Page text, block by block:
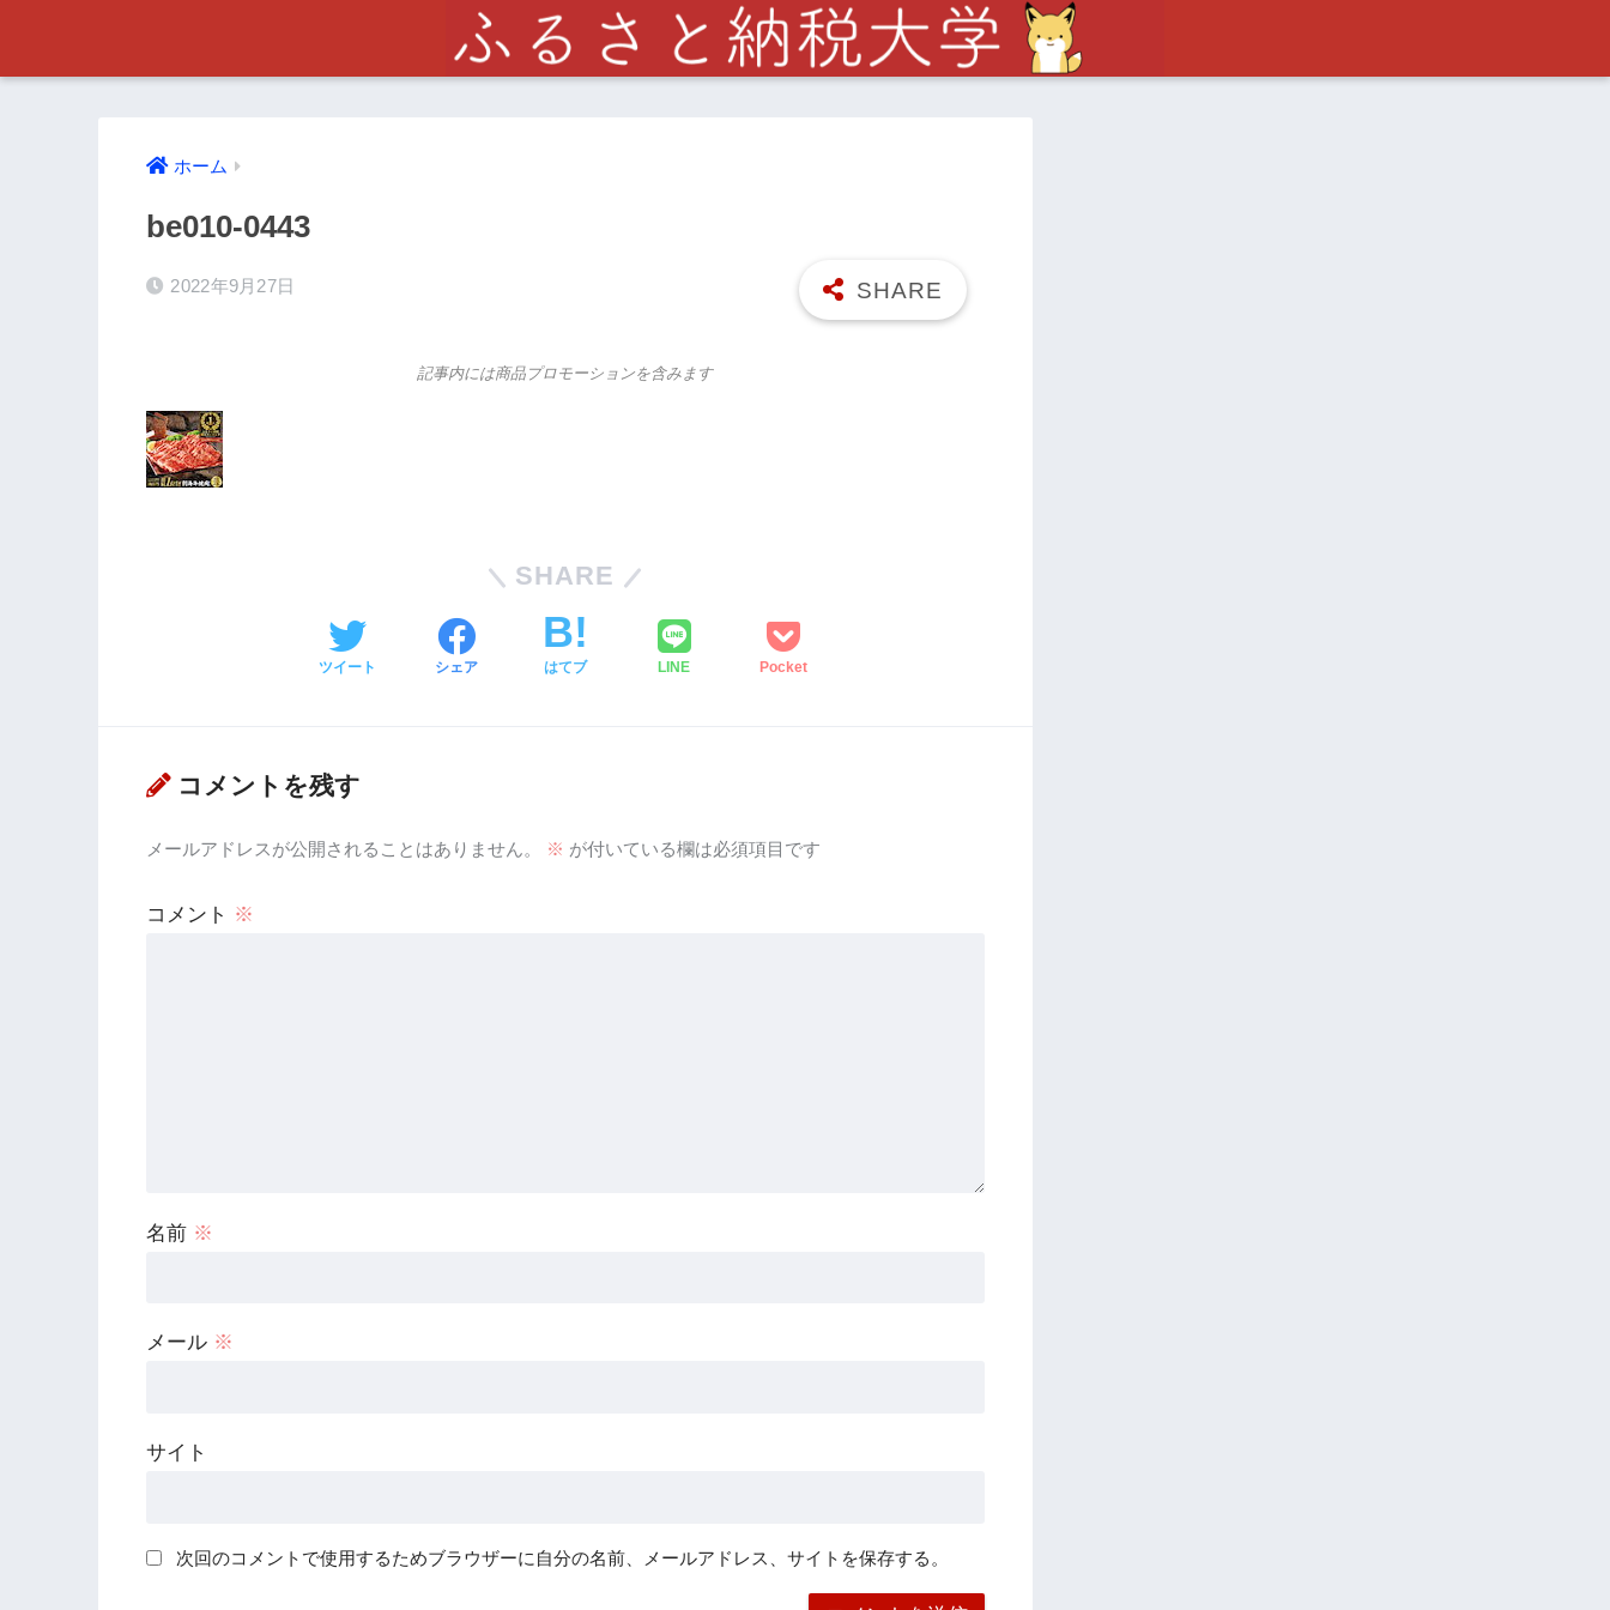
ホーム
be010-0443
2022年9月27日
記事内には商品プロモーションを含みます
SHARE
ツイート シェア はてブ LINE Pocket
コメントを残す
メールアドレスが公開されることはありません。 ※ が付いている欄は必須項目です
コメント ※
名前 ※
メール ※
サイト
次回のコメントで使用するためブラウザーに自分の名前、メールアドレス、サイトを保存する。